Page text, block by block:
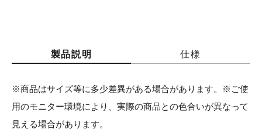
製品説明 仕様
※商品はサイズ等に多少差異がある場合があります。※ご使
用のモニター環境により、実際の商品との色合いが異なって
見える場合があります。